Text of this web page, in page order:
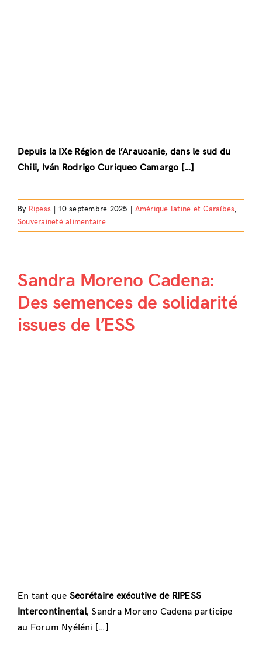
Depuis la IXe Région de l’Araucanie, dans le sud du
Chili, Iván Rodrigo Curiqueo Camargo […]
By Ripess 10 septembre 2025 Amérique latine et Caraïbes,
Souveraineté alimentaire
Sandra Moreno Cadena:
Des semences de solidarité
issues de l’ESS
En tant que Secrétaire exécutive de RIPESS
Intercontinental, Sandra Moreno Cadena participe
au Forum Nyéléni […]